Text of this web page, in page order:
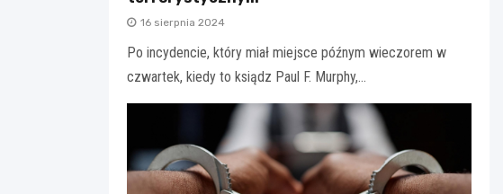
16 sierpnia 2024
Po incydencie, który miał miejsce późnym wieczorem w
czwartek, kiedy to ksiądz Paul F. Murphy,…